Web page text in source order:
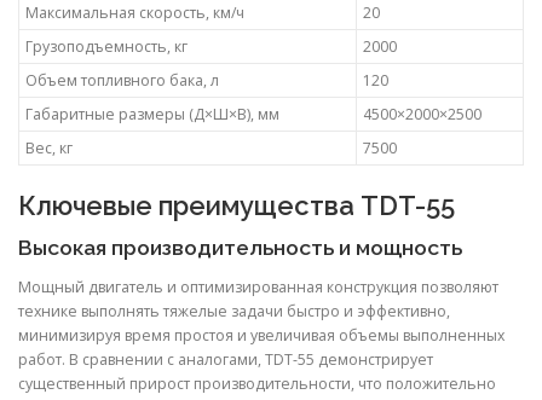
Максимальная скорость, км/ч
20
Грузоподъемность, кг
2000
Объем топливного бака, л
120
Габаритные размеры (Д×Ш×В), мм
4500×2000×2500
Вес, кг
7500
Ключевые преимущества TDT-55
Высокая производительность и мощность
Мощный двигатель и оптимизированная конструкция позволяют
технике выполнять тяжелые задачи быстро и эффективно,
минимизируя время простоя и увеличивая объемы выполненных
работ. В сравнении с аналогами, TDT-55 демонстрирует
существенный прирост производительности, что положительно